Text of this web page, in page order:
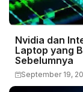
Nvidia dan
Laptop yang
Sebelumnya
September 19,